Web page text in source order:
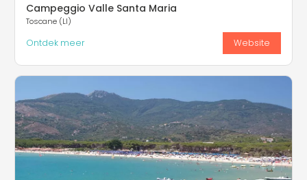
Campeggio Valle Santa Maria
Toscane (LI)
Ontdek meer Website